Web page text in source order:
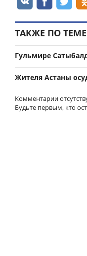
ТАКЖЕ ПО ТЕМЕ
Гульмире
Жителя Астаны
Комментарии
Будьте первым, кто